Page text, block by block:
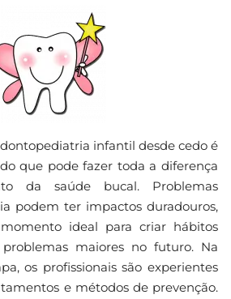
infantil desde cedo é
que pode fazer toda a diferença
da saúde bucal. Problemas
podem ter impactos duradouros,
ideal para criar hábitos
maiores no futuro. Na
os profissionais são experientes
e métodos de prevenção.